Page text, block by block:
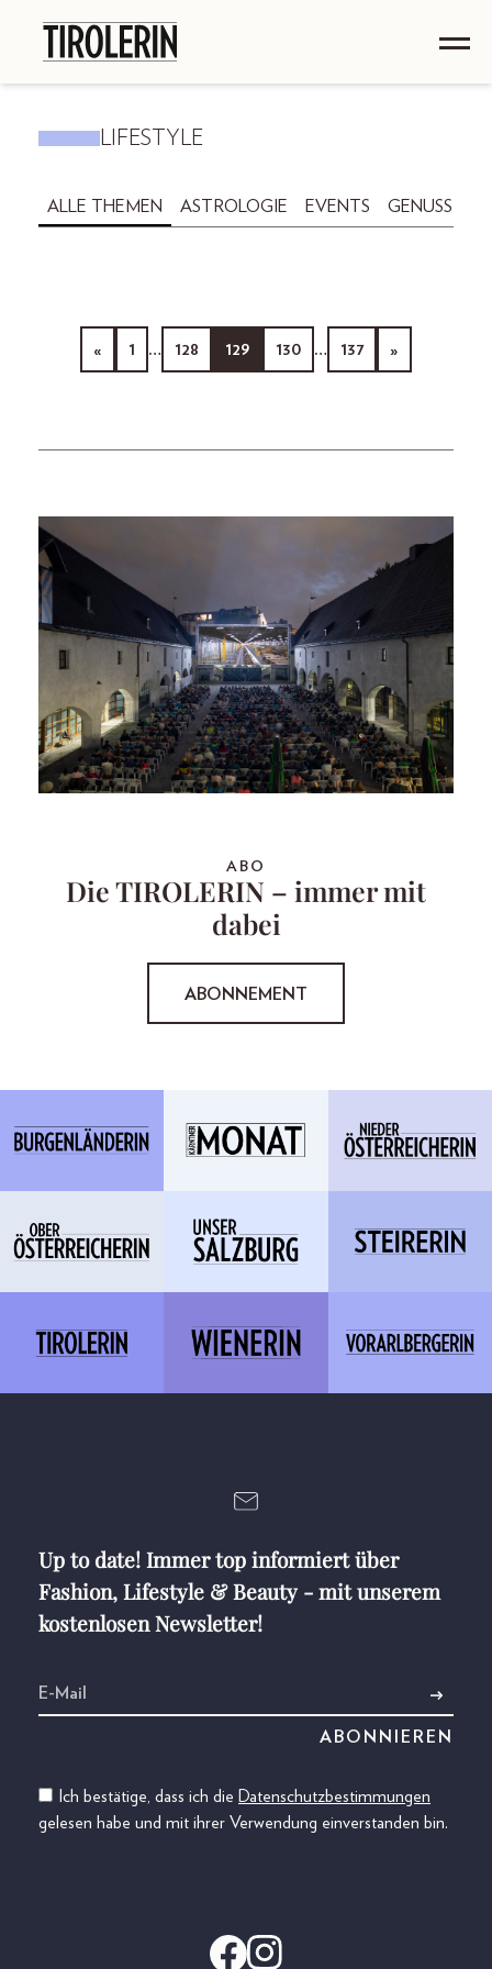
LIFESTYLE
ALLE THEMEN ASTROLOGIE EVENTS GENUSS
« 1 … 128 129 130 … 137 »
ABO
Die TIROLERIN – immer mit
dabei
ABONNEMENT
Up to date! Immer top informiert über
Fashion, Lifestyle & Beauty - mit unserem
kostenlosen Newsletter!
Ich bestätige, dass ich die Datenschutzbestimmungen
gelesen habe und mit ihrer Verwendung einverstanden bin.